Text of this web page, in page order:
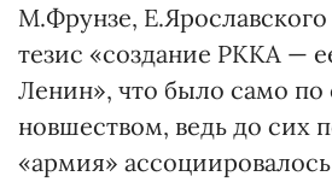
М.Фрунзе, Е.Ярославского
тезис «создание РККА —
Ленин», что было само по
новшеством, ведь до сих
«армия»